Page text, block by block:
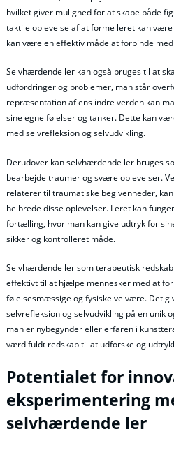
hvilket giver mulighed for at skabe både
taktile oplevelse af at forme leret kan
kan være en effektiv måde at forbinde
Selvhærdende ler kan også bruges til at
udfordringer og problemer, man står
repræsentation af ens indre verden kan
sine egne følelser og tanker. Dette kan
med selvrefleksion og selvudvikling.
Derudover kan selvhærdende ler bruges
bearbejde traumer og svære oplevelser.
relaterer til traumatiske begivenheder,
helbrede disse oplevelser. Leret kan
fortælling, hvor man kan give udtryk for
sikker og kontrolleret måde.
Selvhærdende ler som terapeutisk
effektivt til at hjælpe mennesker med at
følelsesmæssige og fysiske velvære. Det
selvrefleksion og selvudvikling på en unik
man er nybegynder eller erfaren i
værdifuldt redskab til at udforske og
Potentialet for
eksperimentering
selvhærdende ler